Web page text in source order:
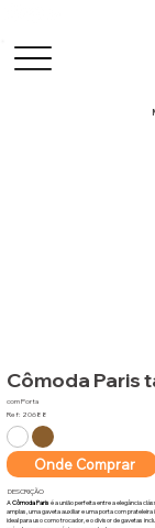
Cômoda Paris
com Porta
Ref: 20688
Onde Comprar
DESCRIÇÃO
ACômoda Paris é a união perfeita entre a elegância
amplas, uma gaveta auxiliar e uma porta com
ideal para uso como trocador, e o divisor de gavetas